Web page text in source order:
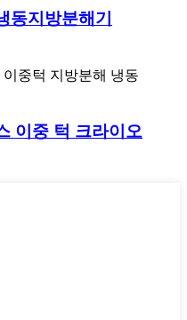
동지방분해기
이중 턱 크라이오